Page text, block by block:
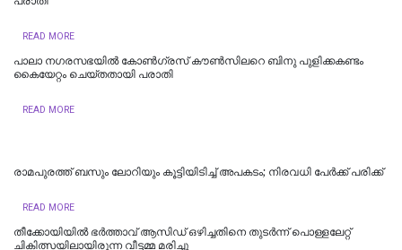
READ MORE
പാലാ നഗരസഭയില്‍ കോൺഗ്രസ് കൗൺസിലറെ ബിനു പുളിക്കകണ്ടം
കൈയേറ്റം ചെയ്തതായി പരാതി
READ MORE
രാമപുരത്ത് ബസും ലോറിയും കൂട്ടിയിടിച്ച് അപകടം; നിരവധി പേർക്ക് പരിക്ക്
READ MORE
തീക്കോയിയിൽ ഭർത്താവ് ആസിഡ് ഒഴിച്ചതിനെ തുടർന്ന് പൊള്ളലേറ്റ്
ചികിത്സയിലായിരുന്ന വീട്ടമ്മ മരിച്ചു